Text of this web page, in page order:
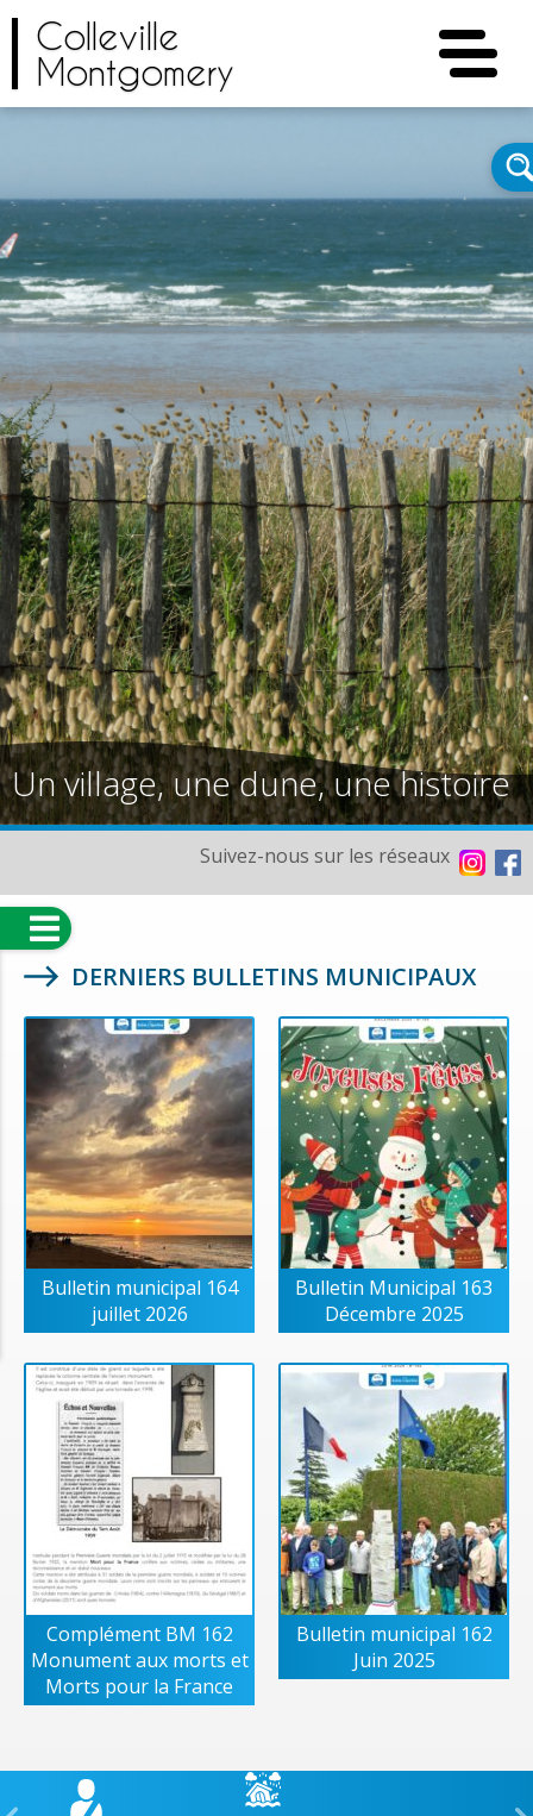
Colleville
Montgomery
Un village, une dune, une histoire
Suivez-nous sur les réseaux
DERNIERS BULLETINS MUNICIPAUX
Bulletin municipal 164
juillet 2026
Bulletin Municipal 163
Décembre 2025
Complément BM 162
Monument aux morts et
Morts pour la France
Bulletin municipal 162
Juin 2025